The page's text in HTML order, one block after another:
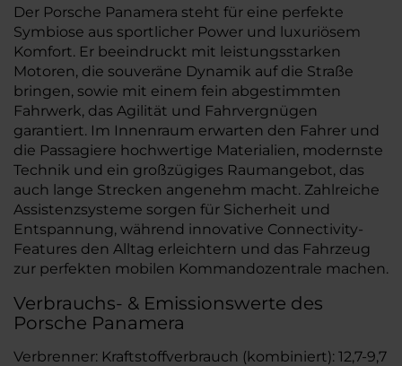
Der Porsche Panamera steht für eine perfekte
Symbiose aus sportlicher Power und luxuriösem
Komfort. Er beeindruckt mit leistungsstarken
Motoren, die souveräne Dynamik auf die Straße
bringen, sowie mit einem fein abgestimmten
Fahrwerk, das Agilität und Fahrvergnügen
garantiert. Im Innenraum erwarten den Fahrer und
die Passagiere hochwertige Materialien, modernste
Technik und ein großzügiges Raumangebot, das
auch lange Strecken angenehm macht. Zahlreiche
Assistenzsysteme sorgen für Sicherheit und
Entspannung, während innovative Connectivity-
Features den Alltag erleichtern und das Fahrzeug
zur perfekten mobilen Kommandozentrale machen.
Verbrauchs- & Emissionswerte des
Porsche Panamera
Verbrenner: Kraftstoffverbrauch (kombiniert): 12,7-9,7